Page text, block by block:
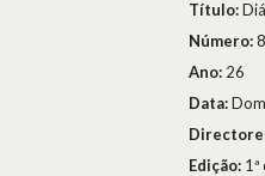
Título:
Número:
Ano: 26
Data:
Edição: 1ª